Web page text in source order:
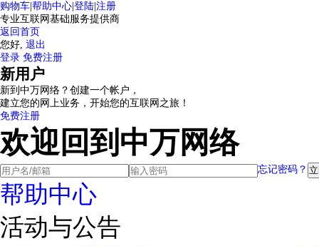
购物车 帮助中心 登陆 注册
专业互联网基础服务提供商
返回首页
您好, 退出
登录 免费注册
新用户
新到中万网络？创建一个帐户，
建立您的网上业务，开始您的互联网之旅！
免费注册
欢迎回到中万网络
忘记密码？
帮助中心
活动与公告